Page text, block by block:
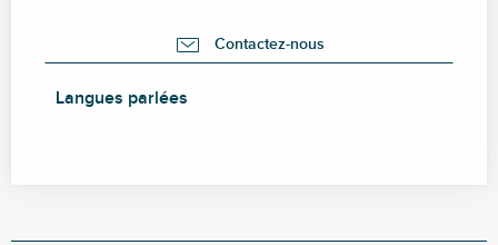
Contactez-nous
Langues parlées
Langues parlées